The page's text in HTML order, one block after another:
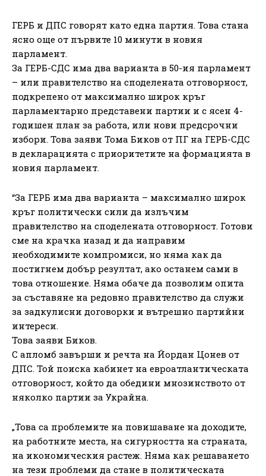
ГЕРБ и ДПС говорят като една партия. Това стана
ясно още от първите 10 минути в новия
парламент.
За ГЕРБ-СДС има два варианта в 50-ия парламент
– или правителство на споделената отговорност,
подкрепено от максимално широк кръг
парламентарно представени партии и с ясен 4-
годишен план за работа, или нови предсрочни
избори. Това заяви Тома Биков от ПГ на ГЕРБ-СДС
в декларацията с приоритетите на формацията в
новия парламент.
“За ГЕРБ има два варианта – максимално широк
кръг политически сили да излъчим
правителство на споделената отговорност. Готови
сме на крачка назад и да направим
необходимите компромиси, но няма как да
постигнем добър резултат, ако останем сами в
това отношение. Няма обаче да позволим опита
за съставяне на редовно правителство да служи
за задкулисни договорки и вътрешно партийни
интереси.
Това заяви Биков.
С апломб завърши и речта на Йордан Цонев от
ДПС. Той поиска кабинет на евроатлантическата
отговорност, който да обедини мнозинството от
няколко партии за Украйна.
„Това са проблемите на повишаване на доходите,
на работните места, на сигурността на страната,
на икономическия растеж. Няма как решаването
на тези проблеми да стане в политическата